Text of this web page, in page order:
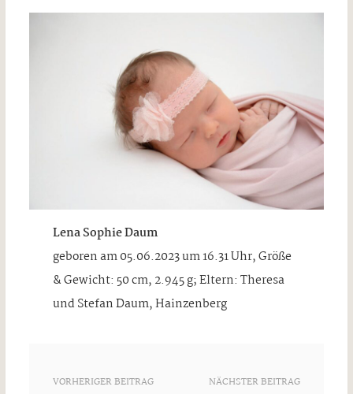
Lena Sophie Daum
geboren am 05.06.2023 um 16.31 Uhr, Größe
& Gewicht: 50 cm, 2.945 g; Eltern: Theresa
und Stefan Daum, Hainzenberg
VORHERIGER BEITRAG NÄCHSTER BEITRAG